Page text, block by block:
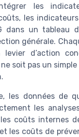
les
les
dans un tableau
générale.
d’action
soit pas un
les données de
les
coûts internes
les coûts de